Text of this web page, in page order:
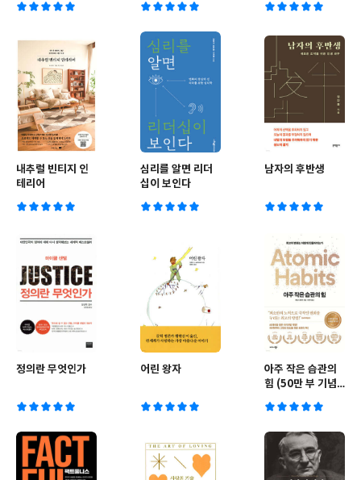
내추럴 빈티지 인
테리어
심리를 알면 리더
십이 보인다
남자의 후반생
정의란 무엇인가 어린 왕자
아주 작은 습관의
힘 (50만 부 기념